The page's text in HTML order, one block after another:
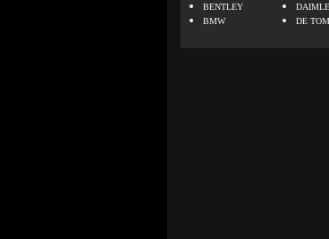
BENTLEY
BMW
DE